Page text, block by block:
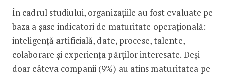
În cadrul studiului, organizațiile au fost evaluate pe
baza a șase indicatori de maturitate operațională:
inteligență artificială, date, procese, talente,
colaborare și experiența părților interesate. Deși
doar câteva companii (9%) au atins maturitatea pe